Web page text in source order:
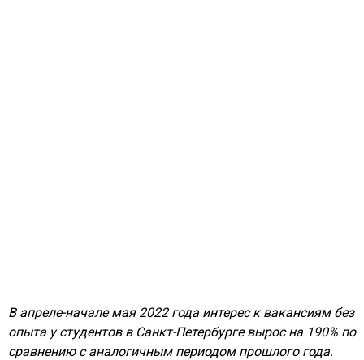
В апреле-начале мая 2022 года интерес к вакансиям без
опыта у студентов в Санкт-Петербурге вырос на 190% по
сравнению с аналогичным периодом прошлого года.